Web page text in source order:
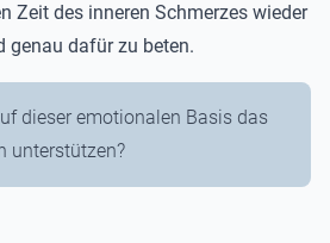
Zeit des inneren Schmerzes wieder
genau dafür zu beten.
dieser emotionalen Basis das
unterstützen?